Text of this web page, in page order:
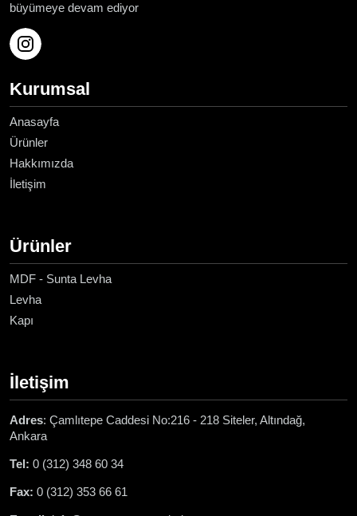
büyümeye devam ediyor
Kurumsal
Anasayfa
Ürünler
Hakkımızda
İletişim
Ürünler
MDF - Sunta Levha
Levha
Kapı
İletişim
Adres: Çamlıtepe Caddesi No:216 - 218 Siteler, Altındağ,
Ankara
Tel: 0 (312) 348 60 34
Fax: 0 (312) 353 66 61